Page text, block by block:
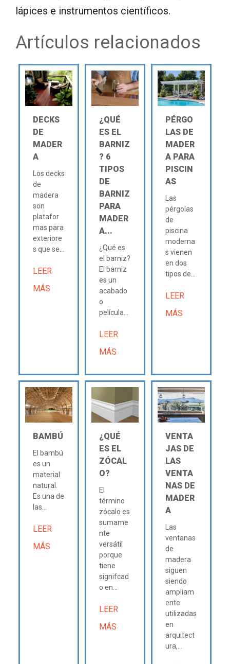
lápices e instrumentos científicos.
Artículos relacionados
DECKS
DE
MADER
A
Los decks
de
madera
son
platafor
mas para
exteriore
s que se...
LEER
MÁS
¿QUÉ
ES EL
BARNIZ
? 6
TIPOS
DE
BARNIZ
PARA
MADER
A...
¿Qué es
el barniz?
El barniz
es un
acabado
o
película...
LEER
MÁS
PÉRGO
LAS DE
MADER
A PARA
PISCIN
AS
Las
pérgolas
de
piscina
moderna
s vienen
en dos
tipos de...
LEER
MÁS
BAMBÚ
El bambú
es un
material
natural.
Es una de
las...
LEER
MÁS
¿QUÉ
ES EL
ZÓCAL
O?
El
término
zócalo es
sumame
nte
versátil
porque
tiene
signifcad
o en...
LEER
MÁS
VENTA
JAS DE
LAS
VENTA
NAS DE
MADER
A
Las
ventanas
de
madera
siguen
siendo
ampliam
ente
utilizadas
en
arquitect
ura,...